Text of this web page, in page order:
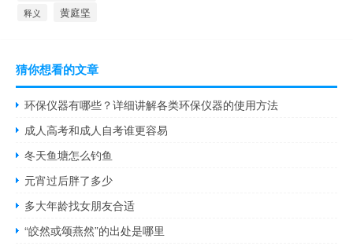
释义 黄庭坚
猜你想看的文章
环保仪器有哪些？详细讲解各类环保仪器的使用方法
成人高考和成人自考谁更容易
冬天鱼塘怎么钓鱼
元宵过后胖了多少
多大年龄找女朋友合适
“皎然或颂燕然”的出处是哪里